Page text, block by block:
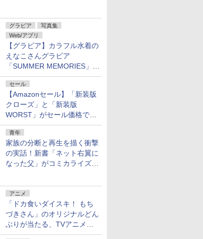
グラビア
写真集
Web/アプリ
【グラビア】カラフル水着の
えなこさんグラビア
「SUMMER MEMORIES」を
ヤングアニマルWebで公開中
セール
【Amazonセール】「新装版
クローズ」と「新装版
WORST」がセール価格で販
売中！
青年
家族の分断と再生を描く衝撃
の実話！新書「ネット右翼に
なった父」がコミカライズ。
アニメ
「ドカ食いダイスキ！ もち
づきさん」のオリジナルどん
ぶりが当たる、TVアニメ公
式Xキャンペーンが開催中！